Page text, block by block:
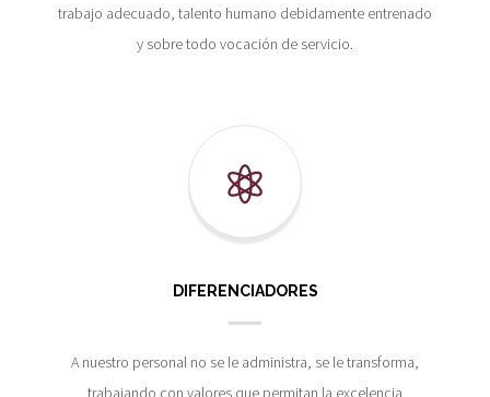
trabajo adecuado, talento humano debidamente entrenado
y sobre todo vocación de servicio.
DIFERENCIADORES
A nuestro personal no se le administra, se le transforma,
trabajando con valores que permitan la excelencia